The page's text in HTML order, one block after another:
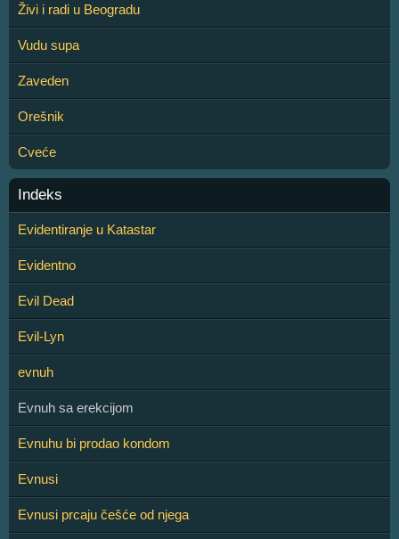
Živi i radi u Beogradu
Vudu supa
Zaveden
Orešnik
Cveće
Indeks
Evidentiranje u Katastar
Evidentno
Evil Dead
Evil-Lyn
evnuh
Evnuh sa erekcijom
Evnuhu bi prodao kondom
Evnusi
Evnusi prcaju češće od njega